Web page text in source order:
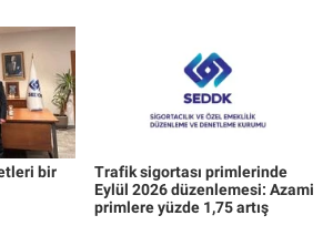
bir
Trafik sigortası primlerinde
Eylül 2026 düzenlemesi: Azami
primlere yüzde 1,75 artış